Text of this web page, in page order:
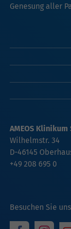
Genesung aller
Besuchen Sie
AMEOS
Wilhelmstr. 34
D-46145
+49 208 695 0